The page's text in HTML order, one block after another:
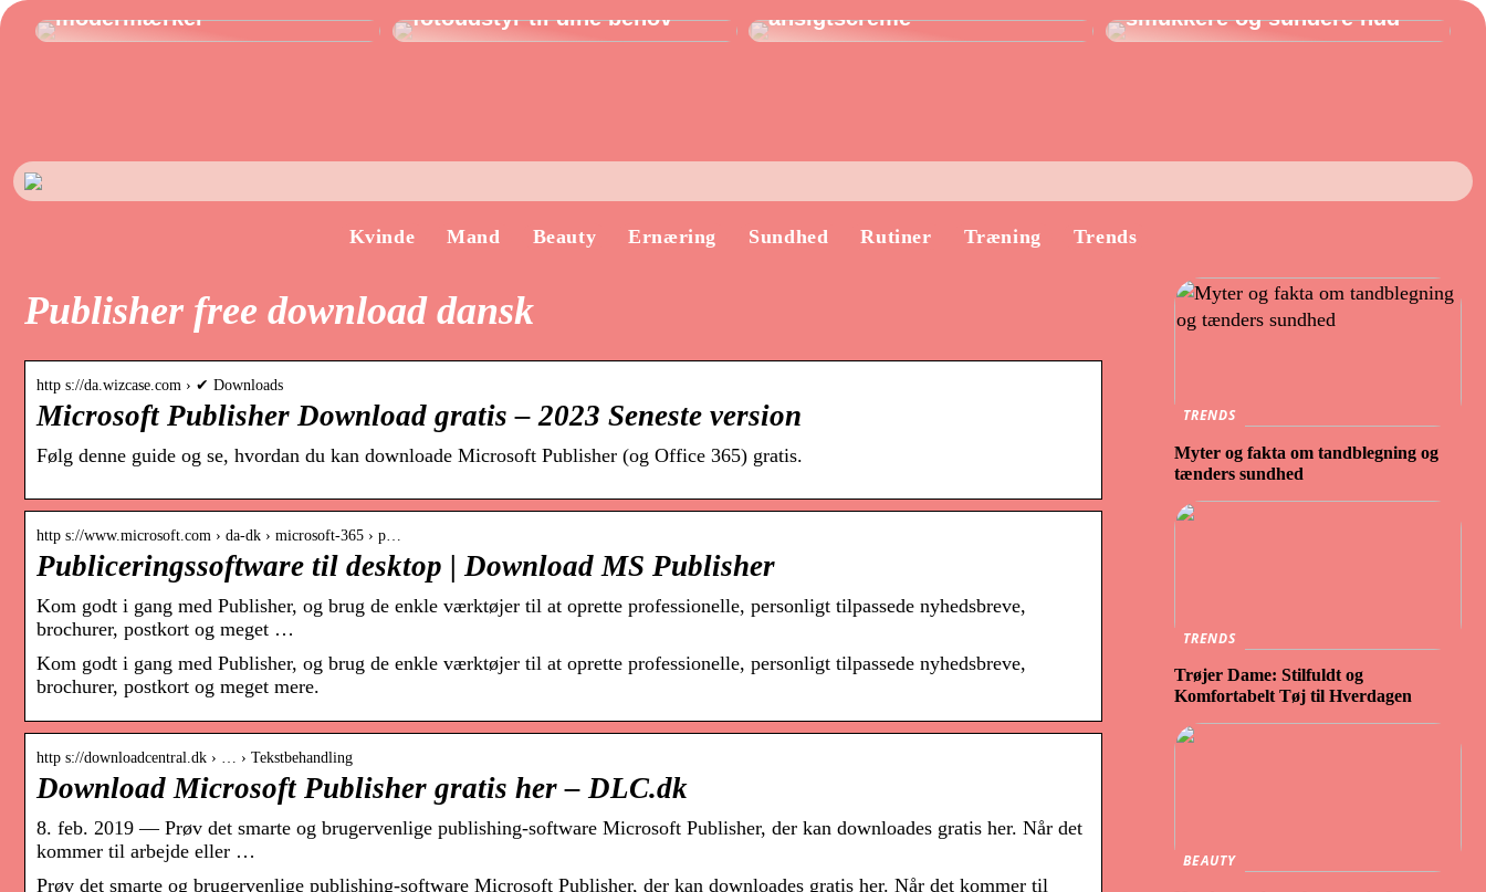
modermærker
fotoudstyr til dine behov
ansigtscreme
smukkere og sundere hud
Kvinde Mand Beauty Ernæring Sundhed Rutiner Træning Trends
Publisher free download dansk
http s://da.wizcase.com › ✔ Downloads
Microsoft Publisher Download gratis – 2023 Seneste version
Følg denne guide og se, hvordan du kan downloade Microsoft Publisher (og Office 365) gratis.
http s://www.microsoft.com › da-dk › microsoft-365 › p…
Publiceringssoftware til desktop | Download MS Publisher
Kom godt i gang med Publisher, og brug de enkle værktøjer til at oprette professionelle, personligt tilpassede nyhedsbreve,
brochurer, postkort og meget …
Kom godt i gang med Publisher, og brug de enkle værktøjer til at oprette professionelle, personligt tilpassede nyhedsbreve,
brochurer, postkort og meget mere.
http s://downloadcentral.dk › … › Tekstbehandling
Download Microsoft Publisher gratis her – DLC.dk
8. feb. 2019 — Prøv det smarte og brugervenlige publishing-software Microsoft Publisher, der kan downloades gratis her. Når det
kommer til arbejde eller …
Prøv det smarte og brugervenlige publishing-software Microsoft Publisher, der kan downloades gratis her. Når det kommer til
TRENDS
Myter og fakta om tandblegning og
tænders sundhed
TRENDS
Trøjer Dame: Stilfuldt og
Komfortabelt Tøj til Hverdagen
BEAUTY